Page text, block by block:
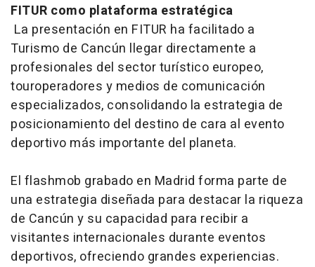
FITUR como plataforma estratégica
La presentación en FITUR ha facilitado a
Turismo de Cancún llegar directamente a
profesionales del sector turístico europeo,
touroperadores y medios de comunicación
especializados, consolidando la estrategia de
posicionamiento del destino de cara al evento
deportivo más importante del planeta.
El flashmob grabado en Madrid forma parte de
una estrategia diseñada para destacar la riqueza
de Cancún y su capacidad para recibir a
visitantes internacionales durante eventos
deportivos, ofreciendo grandes experiencias.